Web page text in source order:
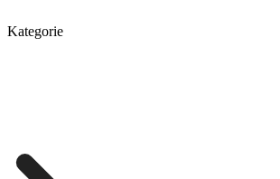
Kategorie